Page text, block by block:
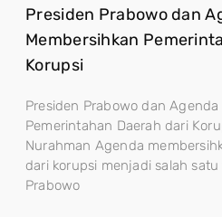
Presiden Prabowo dan
Membersihkan
Korupsi
Presiden Prabowo dan
Pemerintahan Daerah dari
Nurahman Agenda
dari korupsi menjadi salah
Prabowo